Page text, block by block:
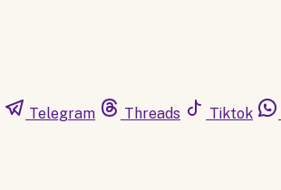
Telegram Threads Tiktok